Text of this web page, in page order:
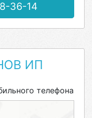
36-14
ИП
телефона